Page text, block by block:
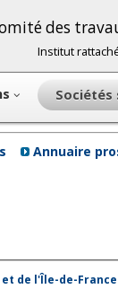
des
Institut
Sociétés
Annuaire
de l'Île-de-France